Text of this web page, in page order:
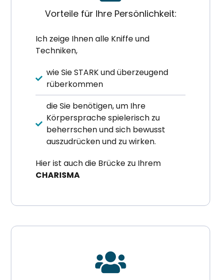
Vorteile für Ihre Persönlichkeit:
Ich zeige Ihnen alle Kniffe und
Techniken,
wie Sie STARK und überzeugend
rüberkommen
die Sie benötigen, um Ihre
Körpersprache spielerisch zu
beherrschen und sich bewusst
auszudrücken und zu wirken.
Hier ist auch die Brücke zu Ihrem
CHARISMA